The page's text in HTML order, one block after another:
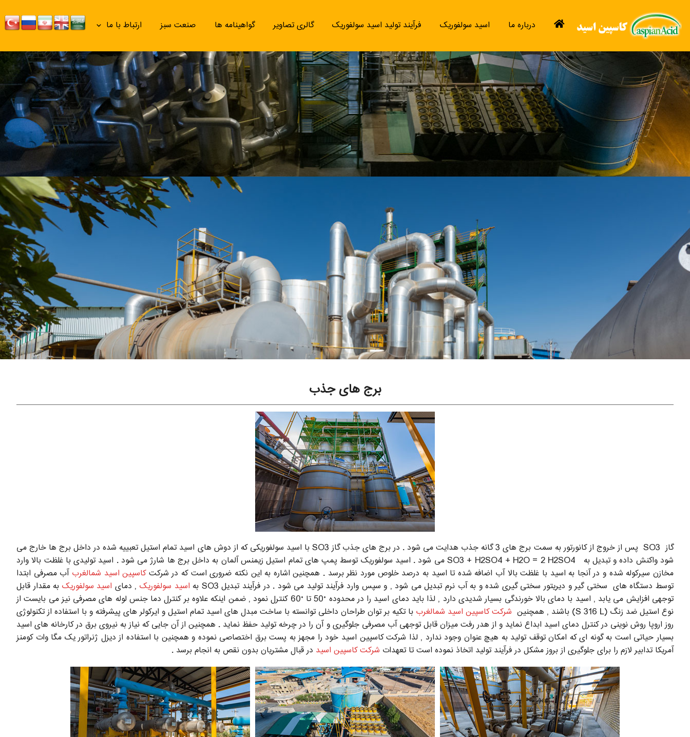
درباره ما اسید سولفوریک فرآیند تولید اسید سولفوریک گالری تصاویر گواهینامه ها صنعت سبز ارتباط با ما
برج های جذب
گاز SO3 پس از خروج از کانورتور به سمت برج های 3 گانه جذب هدایت می شود . در برج های جذب گاز SO3 با اسید سولفوریکی که از دوش های اسید تمام استیل تعبییه شده در داخل برج ها خارج می
شود واکنش داده و تبدیل به SO3 + H2SO4 + H2O = 2 H2SO4 می شود . اسید سولفوریک توسط پمپ های تمام استیل زیمنس آلمان به داخل برج ها شارژ می شود . اسید تولیدی با غلظت بالا وارد
مخازن سیرکوله شده و در آنجا به اسید با غلظت بالا آب اضافه شده تا اسید به درصد خلوص مورد نظر برسد . همچنین اشاره به این نکته ضروری است که در شرکتکاسپین اسید شمالغرب آب مصرفی ابتدا
توسط دستگاه های سختی گیر و دیریتور سختی گیری شده و به آب نرم تبدیل می شود , و سپس وارد فرآیند تولید می شود . در فرآیند تبدیل SO3 به
اسید سولفوریک, دمای اسید سولفوریک به مقدار قابل
توجهی افزایش می یابد , اسید با دمای بالا خورندگی بسیار شدیدی دارد , لذا باید دمای اسید را در محدوده ˚50 تا ˚60 کنترل نمود , ضمن اینکه علاوه بر کنترل دما جنس لوله های مصرفی نیز می بایست از
نوع استیل ضد زنگ (S 316 L) باشند , همچنین
شرکت کاسپین اسید شمالغرب با تکیه بر توان طراحان داخلی توانسته با ساخت مبدل های اسید تمام استیل و ایرکولر های پیشرفته و با استفاده از تکنولوژی
روز اروپا روش نوینی در کنترل دمای اسید ابداع نماید و از هدر رفت میزان قابل توجهی آب مصرفی جلوگیری و آن را در چرخه تولید حفظ نماید . همچنین از آن جایی که نیاز به نیروی برق در کارخانه های اسید
بسیار حیاتی است به گونه ای که امکان توقف تولید به هیچ عنوان وجود ندارد , لذا شرکت کاسپین اسید خود را مجهز به پست برق اختصاصی نموده و همچنین با استفاده از دیزل ژنراتور یک مگا وات کومنز
آمریکا تدابیر لازم را برای جلوگیری از بروز مشکل در فرآیند تولید اتخاذ نموده است تا تعهدات شرکت کاسپین اسید در قبال مشتریان بدون نقص به انجام برسد .